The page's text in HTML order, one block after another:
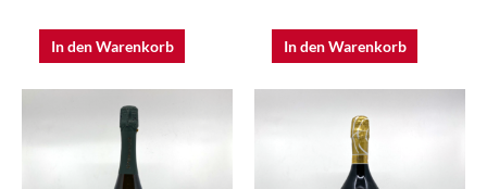
In den Warenkorb In den Warenkorb